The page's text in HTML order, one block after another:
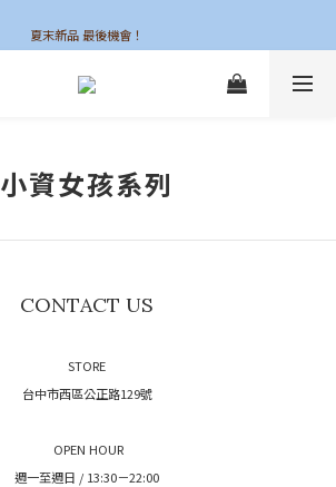
夏末新品 最後機會！
小資女孩系列
CONTACT US
STORE
台中市西區公正路129號
OPEN HOUR
週一至週日 / 13:30－22:00